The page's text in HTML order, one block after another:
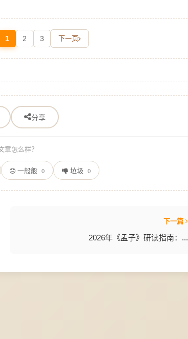
1 2 3 下一页
分享
章怎么样？
一般般 0 垃圾 0
下一篇
2026年《孟子》研读指南：...